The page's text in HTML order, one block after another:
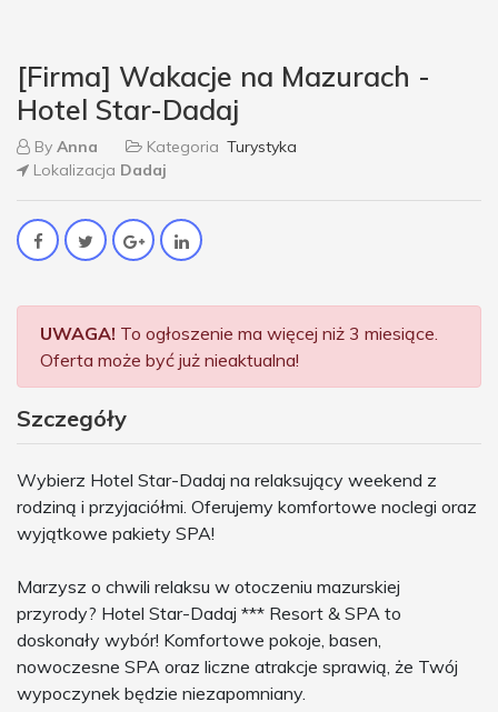
[Firma] Wakacje na Mazurach -
Hotel Star-Dadaj
By Anna Kategoria Turystyka
Lokalizacja Dadaj
UWAGA! To ogłoszenie ma więcej niż 3 miesiące.
Oferta może być już nieaktualna!
Szczegóły
Wybierz Hotel Star-Dadaj na relaksujący weekend z
rodziną i przyjaciółmi. Oferujemy komfortowe noclegi oraz
wyjątkowe pakiety SPA!
Marzysz o chwili relaksu w otoczeniu mazurskiej
przyrody? Hotel Star-Dadaj *** Resort & SPA to
doskonały wybór! Komfortowe pokoje, basen,
nowoczesne SPA oraz liczne atrakcje sprawią, że Twój
wypoczynek będzie niezapomniany.